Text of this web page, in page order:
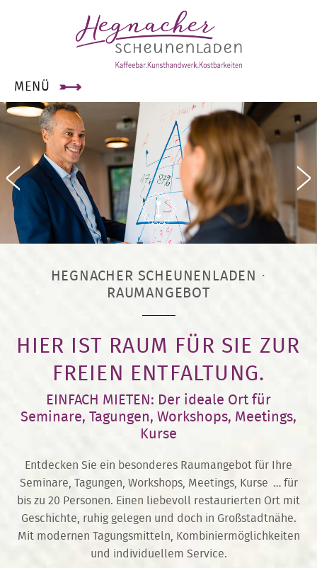
MENÜ
HEGNACHER SCHEUNENLADEN ·
RAUMANGEBOT
HIER IST RAUM FÜR SIE ZUR
FREIEN ENTFALTUNG.
EINFACH MIETEN: Der ideale Ort für
Seminare, Tagungen, Workshops, Meetings,
Kurse
Entdecken Sie ein besonderes Raumangebot für Ihre
Seminare, Tagungen, Workshops, Meetings, Kurse … für
bis zu 20 Personen. Einen liebevoll restaurierten Ort mit
Geschichte, ruhig gelegen und doch in Großstadtnähe.
Mit modernen Tagungsmitteln, Kombiniermöglichkeiten
und individuellem Service.